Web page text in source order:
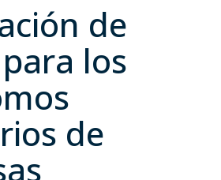
de
los
de